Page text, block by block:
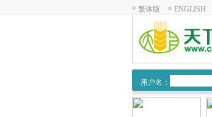
繁体版 ENGLISH
用户名：